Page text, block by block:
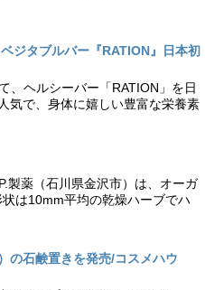
ジタブルバー『RATION』日本初
、ヘルシーバー「RATION」を日
気で、身体に嬉しい豊富な栄養素
製薬（石川県金沢市）は、オーガ
は10mm平均の乾燥ハーブでハ
の石鹸置きを発売/コスメハウ